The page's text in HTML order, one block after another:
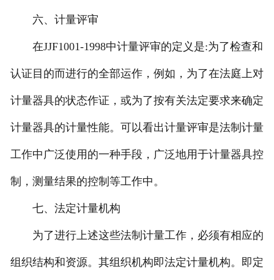
六、计量评审
在JJF1001-1998中计量评审的定义是:为了检查和
认证目的而进行的全部运作，例如，为了在法庭上对
计量器具的状态作证，或为了按有关法定要求来确定
计量器具的计量性能。可以看出计量评审是法制计量
工作中广泛使用的一种手段，广泛地用于计量器具控
制，测量结果的控制等工作中。
七、法定计量机构
为了进行上述这些法制计量工作，必须有相应的
组织结构和资源。其组织机构即法定计量机构。即定